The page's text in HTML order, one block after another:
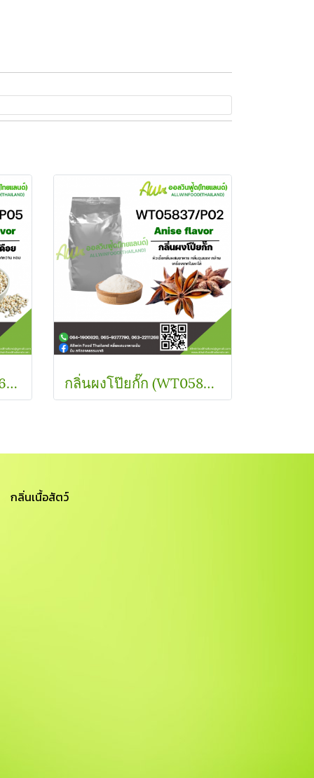
กลิ่นผงลูกเดือย (WT21662/P05) Barley FLAVOR (POWDER) กลิ่นผงโป๊ยกั๊ก (WT05837/P02) Anise FLAVOR (POWDER)
กลิ่นเนื้อสัตว์